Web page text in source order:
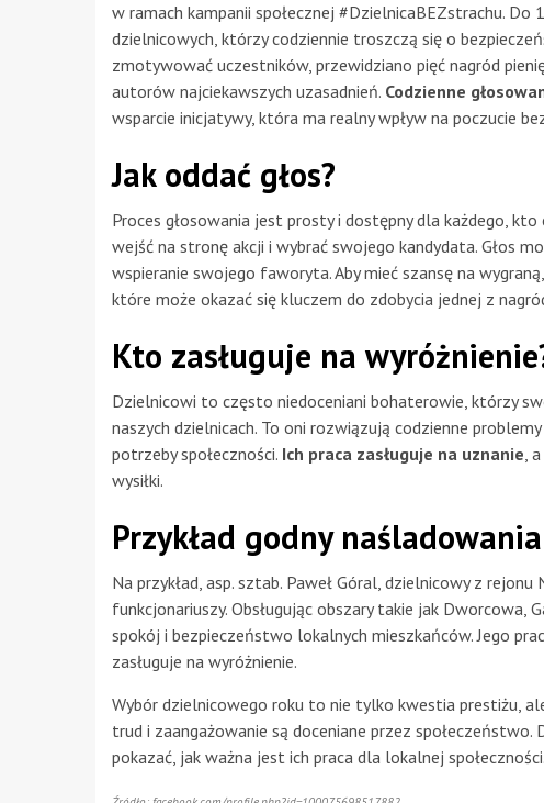
w ramach kampanii społecznej #DzielnicaBEZstrachu. Do
dzielnicowych, którzy codziennie troszczą się o
zmotywować uczestników, przewidziano pięć nagród
autorów najciekawszych uzasadnień. Codzienne
wsparcie inicjatywy, która ma realny wpływ na poczucie
Jak oddać głos?
Proces głosowania jest prosty i dostępny dla każdego,
wejść na stronę akcji i wybrać swojego kandydata. Głos
wspieranie swojego faworyta. Aby mieć szansę na
które może okazać się kluczem do zdobycia jednej z
Kto zasługuje na
Dzielnicowi to często niedoceniani bohaterowie, którzy
naszych dzielnicach. To oni rozwiązują codzienne
potrzeby społeczności. Ich praca zasługuje na uznanie ,
wysiłki.
Przykład godny naśladowania
Na przykład, asp. sztab. Paweł Góral, dzielnicowy z
funkcjonariuszy. Obsługując obszary takie jak Dworcowa,
spokój i bezpieczeństwo lokalnych mieszkańców. Jego
zasługuje na wyróżnienie.
Wybór dzielnicowego roku to nie tylko kwestia prestiżu,
trud i zaangażowanie są doceniane przez społeczeństwo.
pokazać, jak ważna jest ich praca dla lokalnej społeczności.